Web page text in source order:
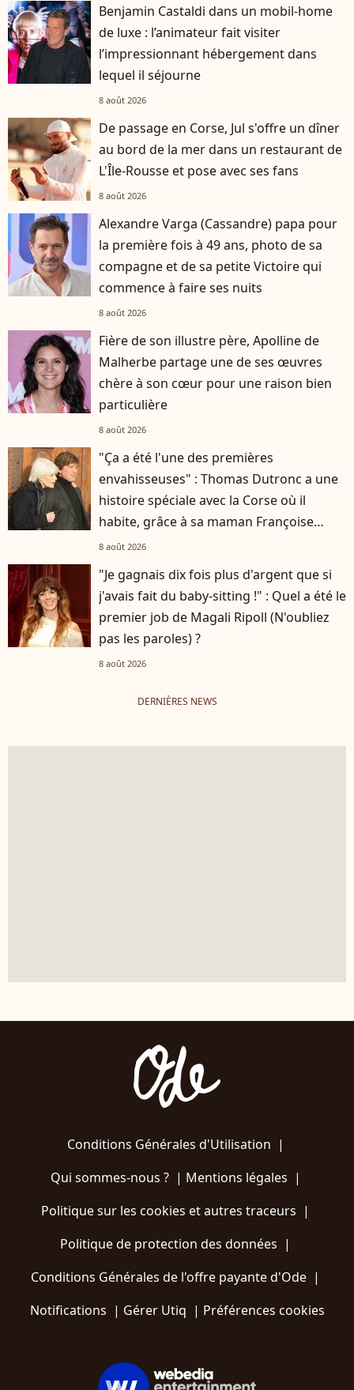
Benjamin Castaldi dans un mobil-home
de luxe : l’animateur fait visiter
l’impressionnant hébergement dans
lequel il séjourne
8 août 2026
De passage en Corse, Jul s'offre un dîner
au bord de la mer dans un restaurant de
L'Île-Rousse et pose avec ses fans
8 août 2026
Alexandre Varga (Cassandre) papa pour
la première fois à 49 ans, photo de sa
compagne et de sa petite Victoire qui
commence à faire ses nuits
8 août 2026
Fière de son illustre père, Apolline de
Malherbe partage une de ses œuvres
chère à son cœur pour une raison bien
particulière
8 août 2026
"Ça a été l'une des premières
envahisseuses" : Thomas Dutronc a une
histoire spéciale avec la Corse où il
habite, grâce à sa maman Françoise
Hardy
8 août 2026
"Je gagnais dix fois plus d'argent que si
j'avais fait du baby-sitting !" : Quel a été le
premier job de Magali Ripoll (N'oubliez
pas les paroles) ?
8 août 2026
DERNIÈRES NEWS
Conditions Générales d'Utilisation |
Qui sommes-nous ?| Mentions légales |
Politique sur les cookies et autres traceurs |
Politique de protection des données |
Conditions Générales de l'offre payante d'Ode |
Notifications | Gérer Utiq | Préférences cookies